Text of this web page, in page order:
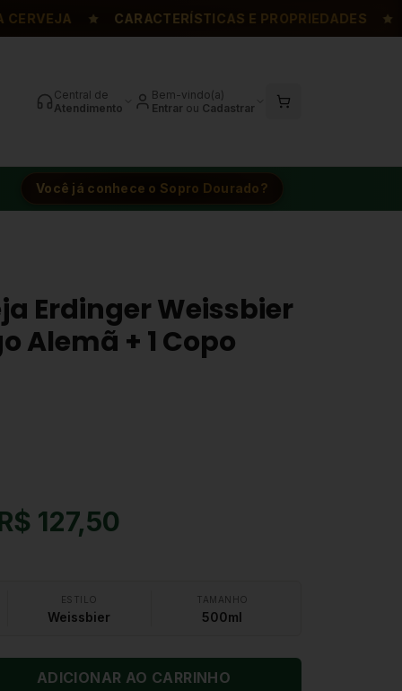
CARACTERÍSTICAS E PROPRIEDADES
Central de
Atendimento
Bem-vindo(a)
Entrar ou Cadastrar
Você já conhece o Sopro Dourado?
Erdinger Weissbier
Alemã + 1 Copo
127,50
ESTILO
Weissbier
TAMANHO
500ml
ADICIONAR AO CARRINHO